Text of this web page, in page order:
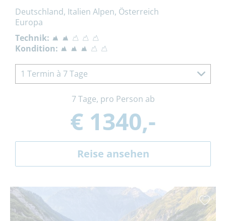
Deutschland, Italien Alpen, Österreich
Europa
Technik:
Kondition:
1 Termin à 7 Tage
7 Tage, pro Person ab
€ 1340,-
Reise ansehen